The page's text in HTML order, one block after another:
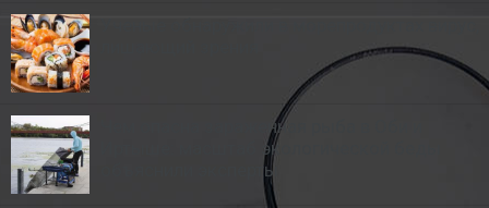
Чем опасна зараженная рыба в Оби и
Иртыше: масштаб экологической беды
объяснили эксперты